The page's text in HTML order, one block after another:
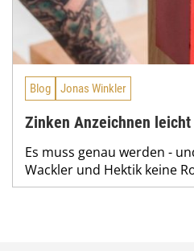
Blog Jonas Winkler
Zinken Anzeichnen
Es muss genau werden -
Wackler und Hektik keine